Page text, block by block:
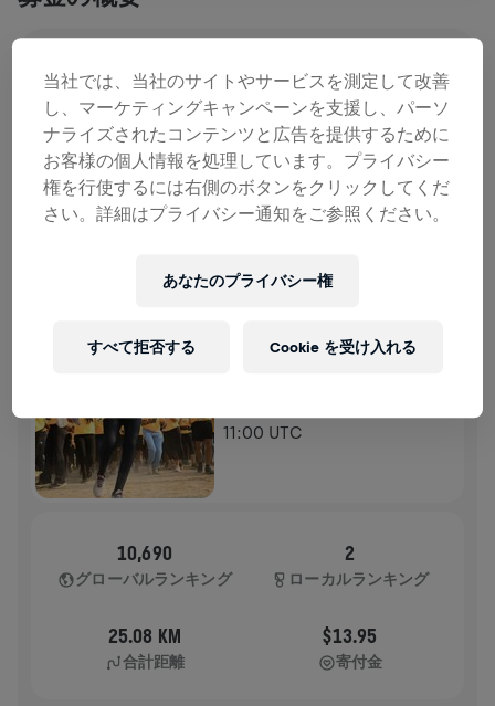
寄付 寄付
寄付で世界を変えましょう！ 寄付金の全額が脊髄損
傷の治療法研究へ送られます。
ランの記録
WINGS FOR LIFE WORLD RUN 2026
アプリラン
11:00 UTC
10,690
グローバルランキング
2
ローカルランキング
25.08 KM
合計距離
$13.95
寄付金
当社では、当社のサイトやサービスを測定して改善
し、マーケティングキャンペーンを支援し、パーソ
ナライズされたコンテンツと広告を提供するために
お客様の個人情報を処理しています。プライバシー
権を行使するには右側のボタンをクリックしてくだ
さい。詳細はプライバシー通知をご参照ください。
あなたのプライバシー権
すべて拒否する Cookie を受け入れる